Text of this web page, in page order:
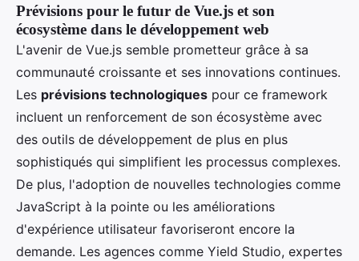
Prévisions pour le futur de Vue.js et son
écosystème dans le développement web
L'avenir de Vue.js semble prometteur grâce à sa
communauté croissante et ses innovations continues.
Les prévisions technologiques pour ce framework
incluent un renforcement de son écosystème avec
des outils de développement de plus en plus
sophistiqués qui simplifient les processus complexes.
De plus, l'adoption de nouvelles technologies comme
JavaScript à la pointe ou les améliorations
d'expérience utilisateur favoriseront encore la
demande. Les agences comme Yield Studio, expertes